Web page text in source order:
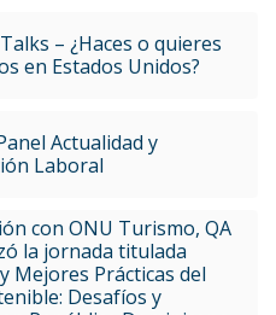
– ¿Haces o quieres
en Estados Unidos?
Actualidad y
Laboral
con ONU Turismo, QA
la jornada titulada
Mejores Prácticas del
Desafíos y